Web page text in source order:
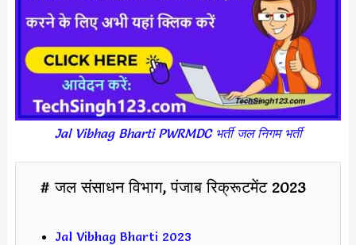
Jal Vibhag Bharti PWRMDC भर्ती जल निगम भर्ती
# जल संसाधन विभाग, पंजाब रिक्रूटमेंट 2023
Jal Vibhag Bharti 2023